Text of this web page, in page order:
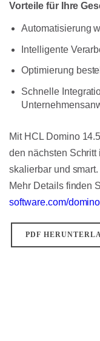
Vorteile für Ihre
Automatisierung
Intelligente
Optimierung
Schnelle
Mit HCL Domino
den nächsten Schritt
skalierbar und smart.
Mehr Details finden
software.com/domino
PDF